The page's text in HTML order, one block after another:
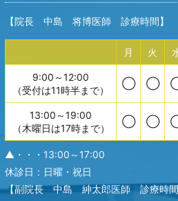
【院長 中島 将博医師 診療時間】
月 火
9:00～12:00
（受付は11時半まで）
◯ ◯
13:00～19:00
（木曜日は17時まで）
◯ ◯
▲・・・13:00～17:00
休診日：日曜・祝日
【副院長 中島 紳太郎医師 診療時